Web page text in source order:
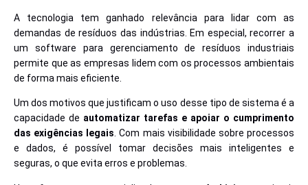
A tecnologia tem ganhado relevância para lidar com as
demandas de resíduos das indústrias. Em especial, recorrer a
um software para gerenciamento de resíduos industriais
permite que as empresas lidem com os processos ambientais
de forma mais eficiente.
Um dos motivos que justificam o uso desse tipo de sistema é a
capacidade de automatizar tarefas e apoiar o cumprimento
das exigências legais. Com mais visibilidade sobre processos
e dados, é possível tomar decisões mais inteligentes e
seguras, o que evita erros e problemas.